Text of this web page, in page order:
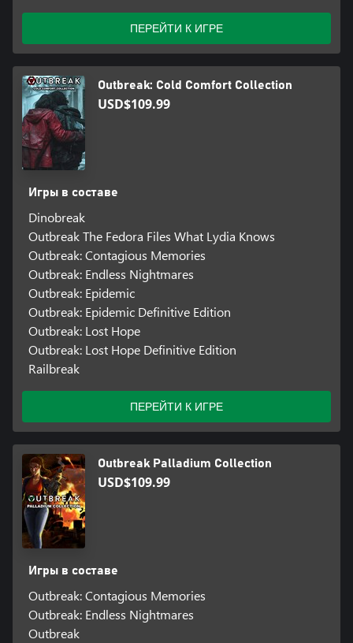
ПЕРЕЙТИ К ИГРЕ
Outbreak: Cold Comfort Collection
USD$109.99
Игры в составе
Dinobreak
Outbreak The Fedora Files What Lydia Knows
Outbreak: Contagious Memories
Outbreak: Endless Nightmares
Outbreak: Epidemic
Outbreak: Epidemic Definitive Edition
Outbreak: Lost Hope
Outbreak: Lost Hope Definitive Edition
Railbreak
ПЕРЕЙТИ К ИГРЕ
Outbreak Palladium Collection
USD$109.99
Игры в составе
Outbreak: Contagious Memories
Outbreak: Endless Nightmares
Outbreak